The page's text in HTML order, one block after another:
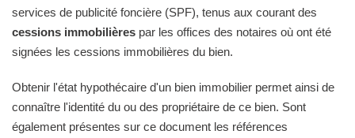
services de publicité foncière (SPF), tenus aux courant des
cessions immobilières par les offices des notaires où ont été
signées les cessions immobilières du bien.
Obtenir l'état hypothécaire d'un bien immobilier permet ainsi de
connaître l'identité du ou des propriétaire de ce bien. Sont
également présentes sur ce document les références